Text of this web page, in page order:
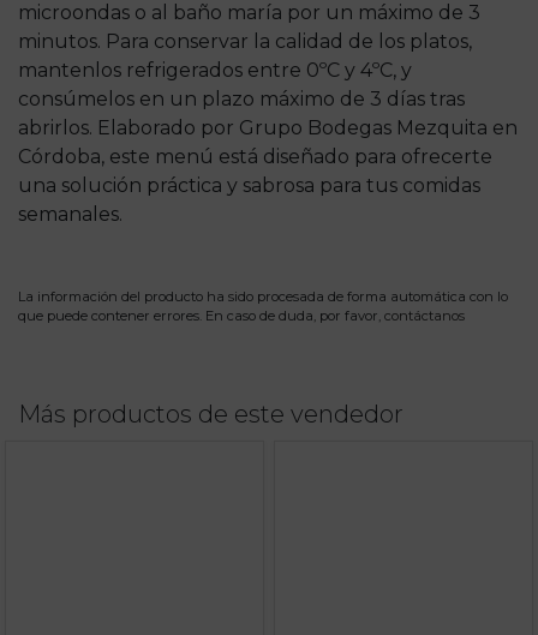
microondas o al baño maría por un máximo de 3
minutos. Para conservar la calidad de los platos,
mantenlos refrigerados entre 0ºC y 4ºC, y
consúmelos en un plazo máximo de 3 días tras
abrirlos. Elaborado por Grupo Bodegas Mezquita en
Córdoba, este menú está diseñado para ofrecerte
una solución práctica y sabrosa para tus comidas
semanales.
La información del producto ha sido procesada de forma automática con lo
que puede contener errores. En caso de duda, por favor, contáctanos
Más productos de este vendedor